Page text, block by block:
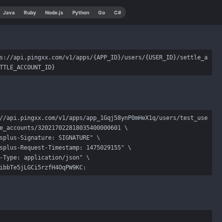
api.pingxx.com/v1/apps/{APP_ID}/users/{USER_ID}/settle_a
v1/apps/app_1Gqj58ynP0mHeX1q/users/test_use
320217022818035400000601 \
Signature: SIGNATURE" \
Request-Timestamp: 1475029155" \
Type: application/json" \
Java Ruby Node.js Python Go C#